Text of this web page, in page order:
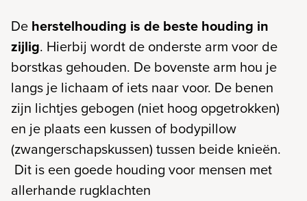
De herstelhouding is de beste houding in
zijlig. Hierbij wordt de onderste arm voor de
borstkas gehouden. De bovenste arm hou je
langs je lichaam of iets naar voor. De benen
zijn lichtjes gebogen (niet hoog opgetrokken)
en je plaats een kussen of bodypillow
(zwangerschapskussen) tussen beide knieën.
Dit is een goede houding voor mensen met
allerhande rugklachten